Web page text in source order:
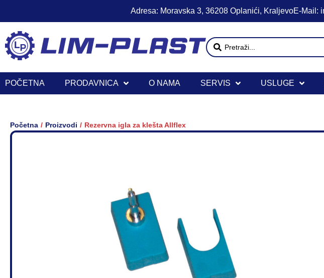
Adresa: Moravska 3, 36208 Oplanići, KraljevoE-Mail:
POČETNA PRODAVNICA O NAMA SERVIS USLUGE
Početna / Proizvodi / Rezervna igla za klešta Allflex